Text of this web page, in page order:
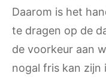
Daarom is het
te dragen op de
de voorkeur aan
nogal fris kan zijn